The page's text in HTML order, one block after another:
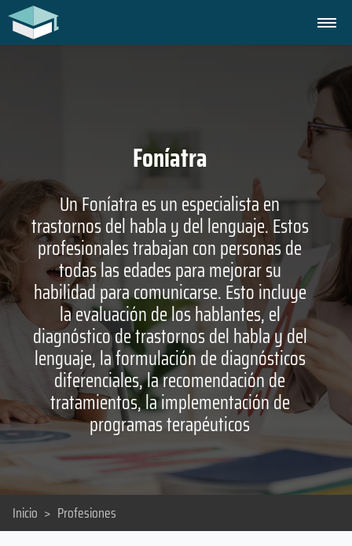
Foníatra
Un Foníatra es un especialista en
trastornos del habla y del lenguaje. Estos
profesionales trabajan con personas de
todas las edades para mejorar su
habilidad para comunicarse. Esto incluye
la evaluación de los hablantes, el
diagnóstico de trastornos del habla y del
lenguaje, la formulación de diagnósticos
diferenciales, la recomendación de
tratamientos, la implementación de
programas terapéuticos
Inicio > Profesiones